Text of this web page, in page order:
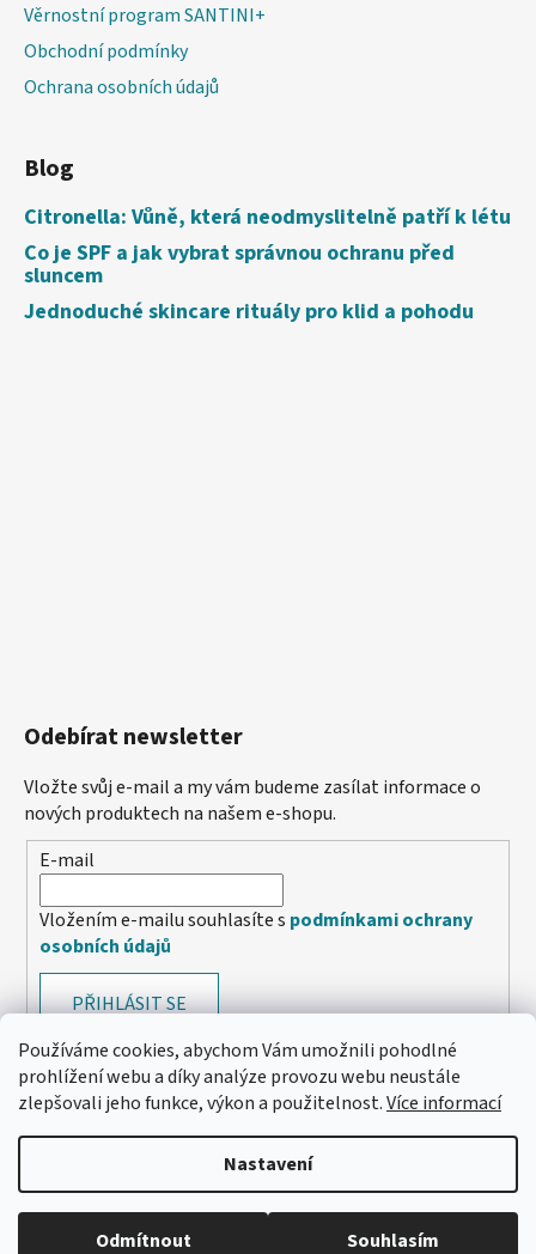
Používáme cookies, abychom Vám umožnili pohodlné
prohlížení webu a díky analýze provozu webu neustále
zlepšovali jeho funkce, výkon a použitelnost.Více informací
Nastavení
Odmítnout Souhlasím
🔴 Parfémy a vůně -20 %
Věrnostní program SANTINI+
Obchodní podmínky
Ochrana osobních údajů
Blog
Citronella: Vůně, která neodmyslitelně patří k létu
Co je SPF a jak vybrat správnou ochranu před
sluncem
Jednoduché skincare rituály pro klid a pohodu
Odebírat newsletter
Vložte svůj e-mail a my vám budeme zasílat informace o
nových produktech na našem e-shopu.
E-mail
Vložením e-mailu souhlasíte s podmínkami ochrany
osobních údajů
PŘIHLÁSIT SE
Vytvořil Shoptet